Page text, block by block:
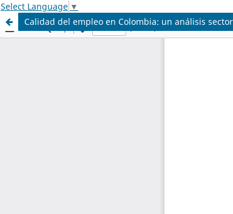
Select Language ▼
Calidad del empleo en Colombia: un análisis